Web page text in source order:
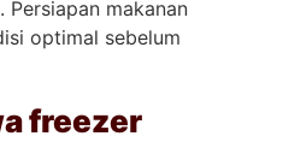
makanan
optimal sebelum
freezer